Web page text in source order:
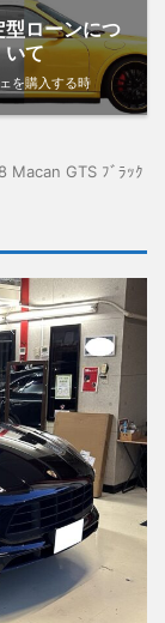
型ローンにつ
いて
を購入する時
Macan GTS ﾌﾞﾗｯｸ